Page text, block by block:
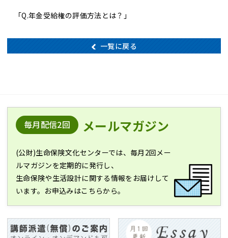
「Q.年金受給権の評価方法とは？」
一覧に戻る
毎月配信2回 メールマガジン
(公財)生命保険文化センターでは、毎月2回メー
ルマガジンを定期的に発行し、
生命保険や生活設計に関する情報をお届けして
います。お申込みはこちらから。